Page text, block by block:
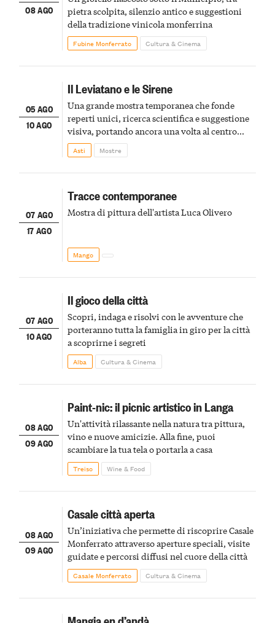
08 AGO
pietra scolpita, silenzio antico e suggestioni
della tradizione vinicola monferrina
Fubine Monferrato Cultura & Cinema
05 AGO
10 AGO
Il Leviatano e le Sirene
Una grande mostra temporanea che fonde
reperti unici, ricerca scientifica e suggestione
visiva, portando ancora una volta al centro
della scena le meraviglie del passato astigiano
Asti Mostre
07 AGO
17 AGO
Tracce contemporanee
Mostra di pittura dell'artista Luca Olivero
Mango
07 AGO
10 AGO
Il gioco della città
Scopri, indaga e risolvi con le avventure che
porteranno tutta la famiglia in giro per la città
a scoprirne i segreti
Alba Cultura & Cinema
08 AGO
09 AGO
Paint-nic: il picnic artistico in Langa
Un'attività rilassante nella natura tra pittura,
vino e nuove amicizie. Alla fine, puoi
scambiare la tua tela o portarla a casa
Treiso Wine & Food
08 AGO
09 AGO
Casale città aperta
Un’iniziativa che permette di riscoprire Casale
Monferrato attraverso aperture speciali, visite
guidate e percorsi diffusi nel cuore della città
Casale Monferrato Cultura & Cinema